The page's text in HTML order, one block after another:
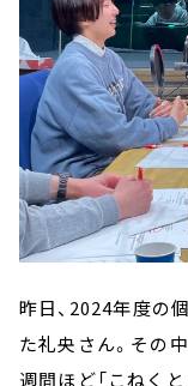
昨日、2024年度の
た礼央さん。その
週間ほど「こねく